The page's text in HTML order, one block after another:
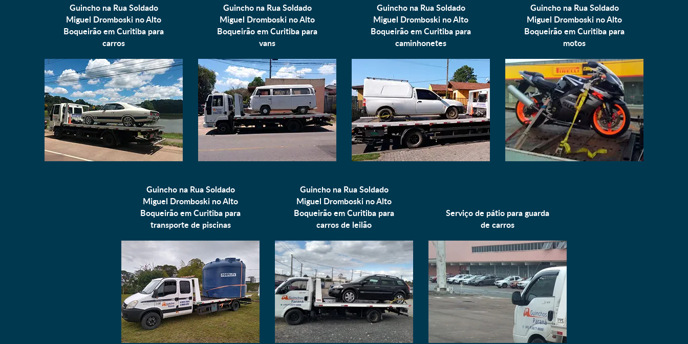
Guincho na Rua Soldado
Miguel Dromboski no Alto
Boqueirão em Curitiba para
carros
Guincho na Rua Soldado
Miguel Dromboski no Alto
Boqueirão em Curitiba para
vans
Guincho na Rua Soldado
Miguel Dromboski no Alto
Boqueirão em Curitiba para
caminhonetes
Guincho na Rua Soldado
Miguel Dromboski no Alto
Boqueirão em Curitiba para
motos
Guincho na Rua Soldado
Miguel Dromboski no Alto
Boqueirão em Curitiba para
transporte de piscinas
Guincho na Rua Soldado
Miguel Dromboski no Alto
Boqueirão em Curitiba para
carros de leilão
Serviço de pátio paraguarda
de carros